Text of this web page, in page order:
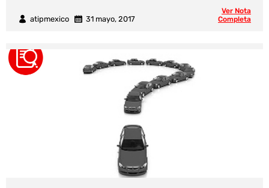
atipmexico 31 mayo, 2017
Ver Nota
Completa